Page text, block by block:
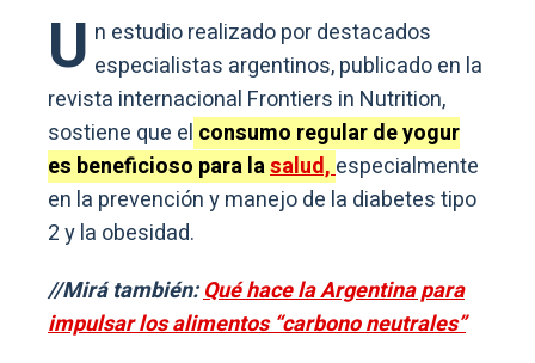
U n estudio realizado por destacados
especialistas argentinos, publicado en la
revista internacional Frontiers in Nutrition,
sostiene que el consumo regular de yogur
es beneficioso para lasalud,especialmente
en la prevención y manejo de la diabetes tipo
2 y la obesidad.
//Mirá también:Qué hace la Argentina para
impulsar los alimentos “carbono neutrales”